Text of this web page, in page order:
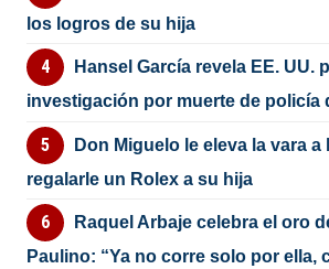
los logros de su hija
Hansel García revela EE. UU.
investigación por muerte de policía
Don Miguelo le eleva la vara a
regalarle un Rolex a su hija
Raquel Arbaje celebra el oro
Paulino: “Ya no corre solo por ella,